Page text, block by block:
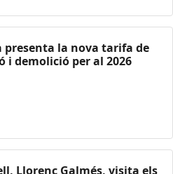
presenta la nova tarifa de
i demolició per al 2026
Llorenç Galmés, visita els